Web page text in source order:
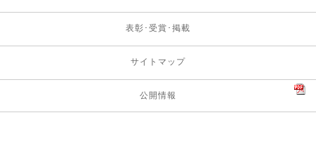
表彰･受賞･掲載
サイトマップ
公開情報